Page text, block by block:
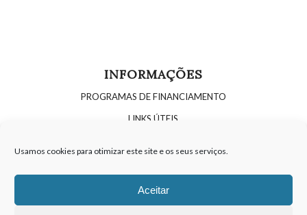
Usamos cookies para otimizar este site e os seus serviços.
Aceitar
INFORMAÇÕES
PROGRAMAS DE FINANCIAMENTO
LINKS ÚTEIS
POLÍTICA DE PRIVACIDADE